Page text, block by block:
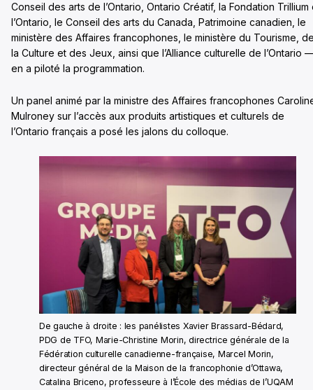
Conseil des arts de l’Ontario, Ontario Créatif, la Fondation Trillium
l’Ontario, le Conseil des arts du Canada, Patrimoine canadien, le
ministère des Affaires francophones, le ministère du Tourisme,
la Culture et des Jeux, ainsi que l’Alliance culturelle de l’Ontario
en a piloté la programmation.
Un panel animé par la ministre des Affaires francophones
Mulroney sur l’accès aux produits artistiques et culturels de
l’Ontario français a posé les jalons du colloque.
De gauche à droite : les panélistes Xavier Brassard-Bédard,
PDG de TFO, Marie-Christine Morin, directrice générale de la
Fédération culturelle canadienne-française, Marcel Morin,
directeur général de la Maison de la francophonie d’Ottawa,
Catalina Briceno, professeure à l’École des médias de l’UQAM